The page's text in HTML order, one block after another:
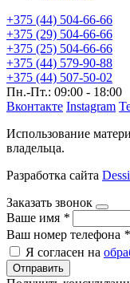
+375 (44) 504-66-66
+375 (29) 504-66-66
+375 (25) 504-66-66
+375 (44) 579-90-88
+375 (44) 507-50-02
Пн.-Пт.: 09:00 - 18:00
Вконтакте Instagram
Использование
владельца.
Разработка сайта
Заказать звонок
Ваше имя *
Ваш номер телефона *
Я согласен на
Отправить